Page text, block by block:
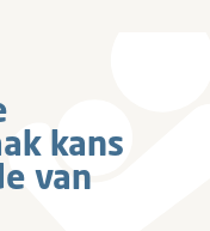
kans
van